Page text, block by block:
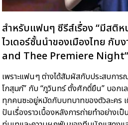
สำหรับแฟนๆ ซีรีส์เรื่อง “มีสติ
ไวเดอร์ชั้นนำของเมืองไทย กั
and Thee Premiere Night”
เพราะแฟนๆ ต่างได้สัมผัสกับประสบก
โกสุมภ์” กับ “ภูวินทร์ ตั้งศักดิ์ยืน” บอกเ
ทุกคนซะอยู่หมัดกับบทบาทของตัวละคร
ปันเรื่องราวเบื้องหลังการถ่ายทำอย่าง